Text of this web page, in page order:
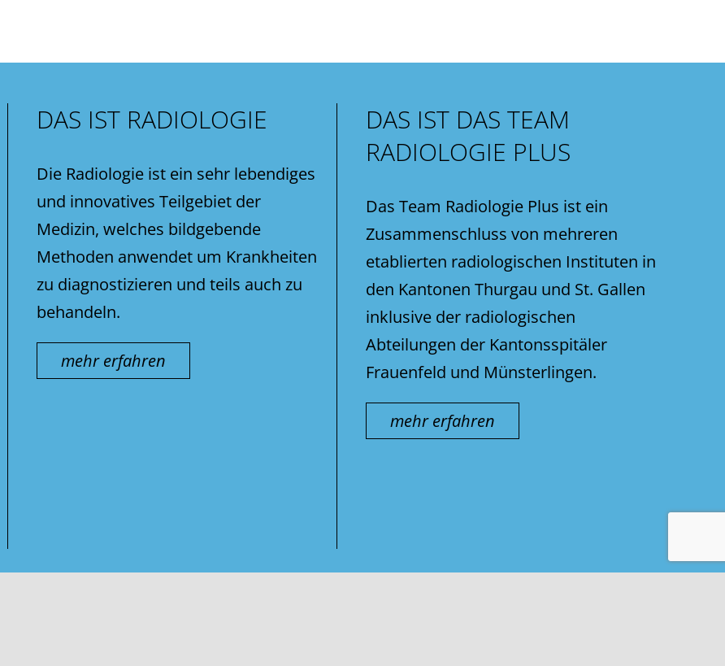
DAS IST RADIOLOGIE
Die Radiologie ist ein sehr lebendiges
und innovatives Teilgebiet der
Medizin, welches bildgebende
Methoden anwendet um Krankheiten
zu diagnostizieren und teils auch zu
behandeln.
mehr erfahren
DAS IST DAS TEAM
RADIOLOGIE PLUS
Das Team Radiologie Plus ist ein
Zusammenschluss von mehreren
etablierten radiologischen Instituten in
den Kantonen Thurgau und St. Gallen
inklusive der radiologischen
Abteilungen der Kantonsspitäler
Frauenfeld und Münsterlingen.
mehr erfahren